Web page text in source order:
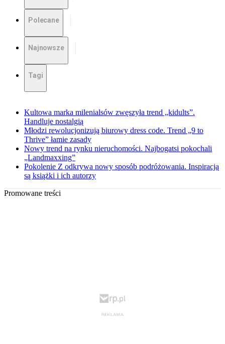
Polecane
Najnowsze
Tagi
Kultowa marka milenialsów zwęszyła trend „kidults”.
Handluje nostalgią
Młodzi rewolucjonizują biurowy dress code. Trend „9 to
Thrive” łamie zasady
Nowy trend na rynku nieruchomości. Najbogatsi pokochali
„Landmaxxing”
Pokolenie Z odkrywa nowy sposób podróżowania. Inspiracją
są książki i ich autorzy
Promowane treści